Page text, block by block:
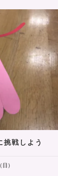
戦しよう
日)